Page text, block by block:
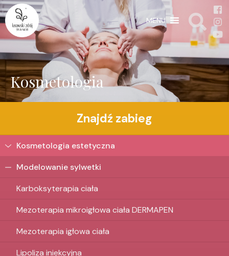
MENU
Kosmetologia
Znajdź zabieg
Kosmetologia estetyczna
Modelowanie sylwetki
Karboksyterapia ciała
Mezoterapia mikroigłowa ciała DERMAPEN
Mezoterapia igłowa ciała
Lipoliza iniekcyjna